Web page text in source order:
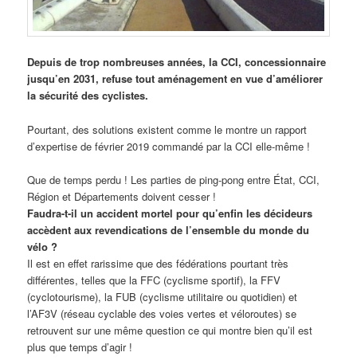
Depuis de trop nombreuses années, la CCI, concessionnaire
jusqu’en 2031, refuse tout aménagement en vue d’améliorer
la sécurité des cyclistes.
Pourtant, des solutions existent comme le montre un rapport
d’expertise de février 2019 commandé par la CCI elle-même !
Que de temps perdu ! Les parties de ping-pong entre État, CCI,
Région et Départements doivent cesser !
Faudra-t-il un accident mortel pour qu’enfin les décideurs
accèdent aux revendications de l’ensemble du monde du
vélo ?
Il est en effet rarissime que des fédérations pourtant très
différentes, telles que la FFC (cyclisme sportif), la FFV
(cyclotourisme), la FUB (cyclisme utilitaire ou quotidien) et
l’AF3V (réseau cyclable des voies vertes et véloroutes) se
retrouvent sur une même question ce qui montre bien qu’il est
plus que temps d’agir !